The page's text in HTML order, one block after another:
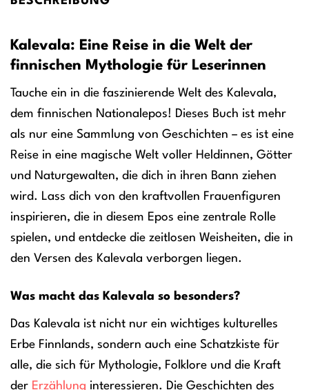
Kalevala: Eine Reise in die Welt der
finnischen Mythologie für Leserinnen
Tauche ein in die faszinierende Welt des Kalevala,
dem finnischen Nationalepos! Dieses Buch ist mehr
als nur eine Sammlung von Geschichten – es ist eine
Reise in eine magische Welt voller Heldinnen, Götter
und Naturgewalten, die dich in ihren Bann ziehen
wird. Lass dich von den kraftvollen Frauenfiguren
inspirieren, die in diesem Epos eine zentrale Rolle
spielen, und entdecke die zeitlosen Weisheiten, die in
den Versen des Kalevala verborgen liegen.
Was macht das Kalevala so besonders?
Das Kalevala ist nicht nur ein wichtiges kulturelles
Erbe Finnlands, sondern auch eine Schatzkiste für
alle, die sich für Mythologie, Folklore und die Kraft
der Erzählung interessieren. Die Geschichten des